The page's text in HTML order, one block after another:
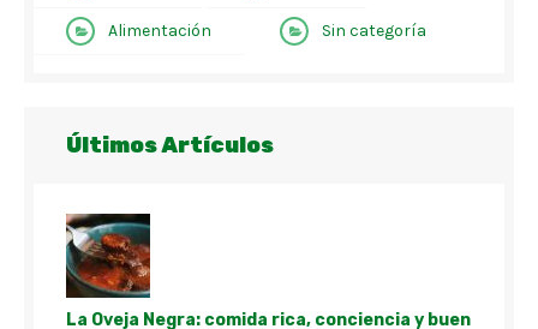
Alimentación Sin categoría
Últimos Artículos
La Oveja Negra: comida rica, conciencia y buen